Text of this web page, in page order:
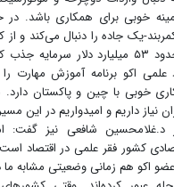
خوبی برای همکاری باشد.
یک جاده را دنبال می‌کند و از
پاکستان حدود ۵۳ میلیارد دلار
علمی اکو برنامه آموزش مهارت
خوبی با چین و پاکستان دارد.
نیاز داریم و امیدواریم در این
د.غلامحسین شافعی نیز گفت:
کشور فقر علمی در اقتصاد است،
اکو هم زمانی وضعیتی مشابه ما